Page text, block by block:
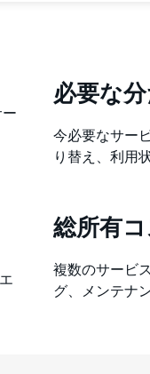
必要な
今必要なサー
り替え、利用
総所有
複数のサービ
グ、メンテナ